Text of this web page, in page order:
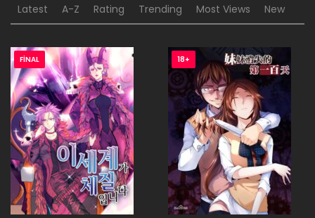
Latest A-Z Rating Trending Most Views New
FINAL 18+